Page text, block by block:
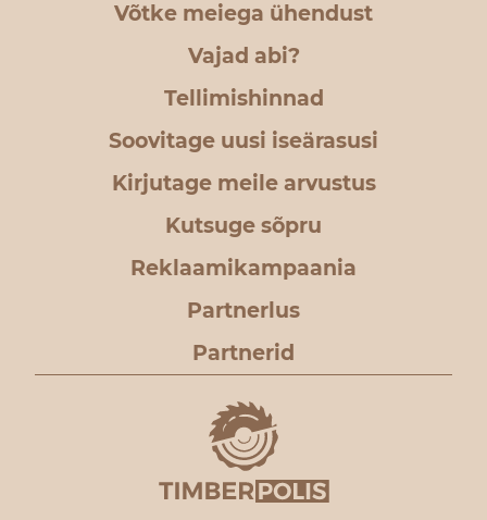
Võtke meiega ühendust
Vajad abi?
Tellimishinnad
Soovitage uusi iseärasusi
Kirjutage meile arvustus
Kutsuge sõpru
Reklaamikampaania
Partnerlus
Partnerid